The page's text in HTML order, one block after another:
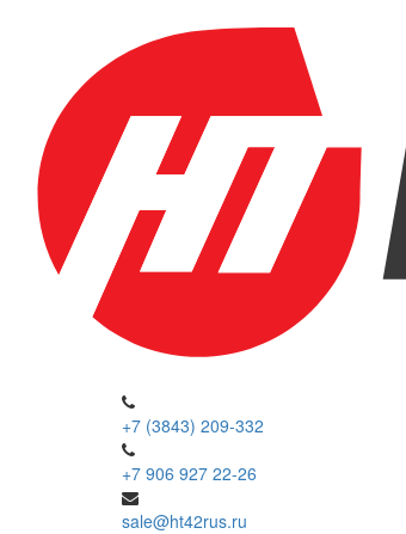
+7 (3843) 209-332
+7 906 927 22-26
sale@ht42rus.ru